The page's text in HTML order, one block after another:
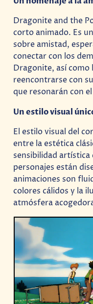
Dragonite and the
corto animado. Es
sobre amistad,
conectar con los
Dragonite, así como
reencontrarse con
que resonarán con
Un estilo visual
El estilo visual del
entre la estética
sensibilidad artística
personajes están
animaciones son
colores cálidos y la
atmósfera